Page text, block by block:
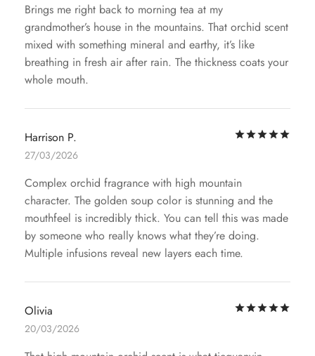
Brings me right back to morning tea at my
grandmother’s house in the mountains. That orchid scent
mixed with something mineral and earthy, it’s like
breathing in fresh air after rain. The thickness coats your
whole mouth.
Harrison P.
27/03/2026
Complex orchid fragrance with high mountain
character. The golden soup color is stunning and the
mouthfeel is incredibly thick. You can tell this was made
by someone who really knows what they’re doing.
Multiple infusions reveal new layers each time.
Olivia
20/03/2026